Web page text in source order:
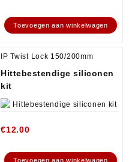
Toevoegen aan winkelwagen
IP Twist Lock 150/200mm
Hittebestendige siliconen
kit
€12.00
Toevoegen aan winkelwagen